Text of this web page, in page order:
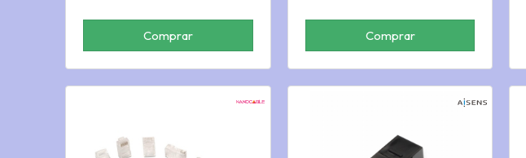
Comprar Comprar